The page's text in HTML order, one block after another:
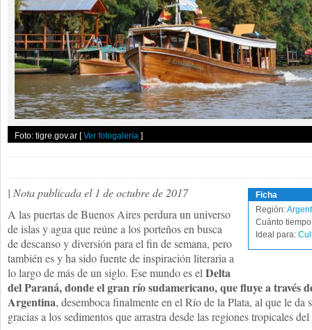
Foto: tigre.gov.ar [Ver fotogalería ]
Ficha
Región:
Cuánto
Ideal para:
| Nota publicada el 1 de octubre de 2017
A las puertas de Buenos Aires perdura un universo
de islas y agua que reúne a los porteños en busca
de descanso y diversión para el fin de semana, pero
también es y ha sido fuente de inspiración literaria a
lo largo de más de un siglo. Ese mundo es el Delta
del Paraná, donde el gran río sudamericano, que fluye a través
Argentina, desemboca finalmente en el Río de la Plata, al que le da
gracias a los sedimentos que arrastra desde las regiones tropicales